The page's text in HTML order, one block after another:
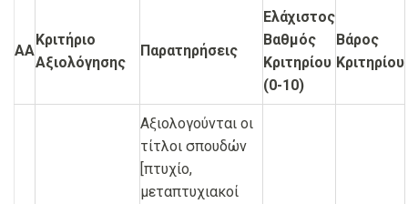
ΑΑ
Κριτήριο
Αξιολόγησης
Παρατηρήσεις
Ελάχιστος
Βαθμός
Κριτηρίου
(0-10)
Βάρος
Κριτηρίου
Αξιολογούνται οι
τίτλοι σπουδών
[πτυχίο,
μεταπτυχιακοί